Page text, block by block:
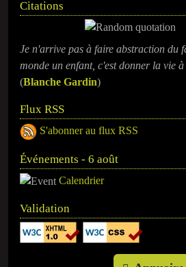
Citations
Je n'arrive pas à faire abstraction du
monde un enfant, c'est donner la vie
(Blanche Gardin)
Flux RSS
S'abonner au flux RSS
Événements - 6 août
Calendrier
Validation